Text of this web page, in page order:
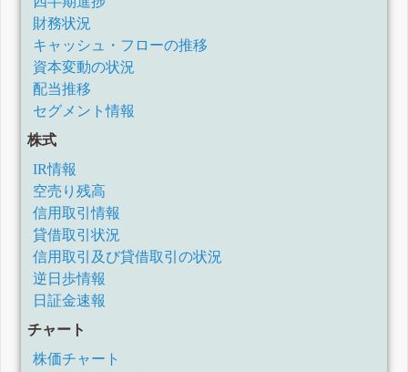
財務状況
キャッシュ・フローの推移
資本変動の状況
配当推移
セグメント情報
株式
IR情報
空売り残高
信用取引情報
貸借取引状況
信用取引及び貸借取引の状況
逆日歩情報
日証金速報
チャート
株価チャート